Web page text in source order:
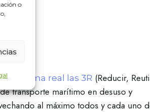
o
de forma real las 3R (Reducir,
transporte marítimo en desuso y
al máximo todos y cada uno